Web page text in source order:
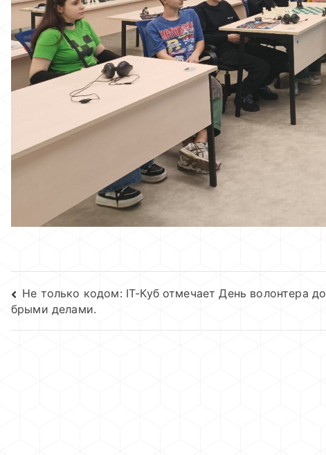
Навигация
по
Не только кодом: IТ-Куб отмечает День волонтера до
брыми делами.